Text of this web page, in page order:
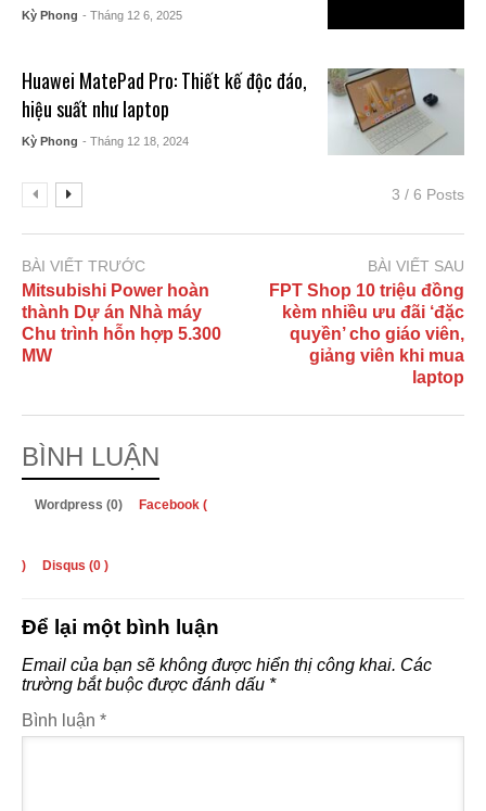
Kỳ Phong - Tháng 12 6, 2025
Huawei MatePad Pro: Thiết kế độc đáo,
hiệu suất như laptop
Kỳ Phong - Tháng 12 18, 2024
3 / 6 Posts
BÀI VIẾT TRƯỚC
Mitsubishi Power hoàn
thành Dự án Nhà máy
Chu trình hỗn hợp 5.300
MW
BÀI VIẾT SAU
FPT Shop 10 triệu đồng
kèm nhiều ưu đãi ‘đặc
quyền’ cho giáo viên,
giảng viên khi mua
laptop
BÌNH LUẬN
Wordpress (0) Facebook (
) Disqus (0 )
Để lại một bình luận
Email của bạn sẽ không được hiển thị công khai. Các
trường bắt buộc được đánh dấu *
Bình luận *